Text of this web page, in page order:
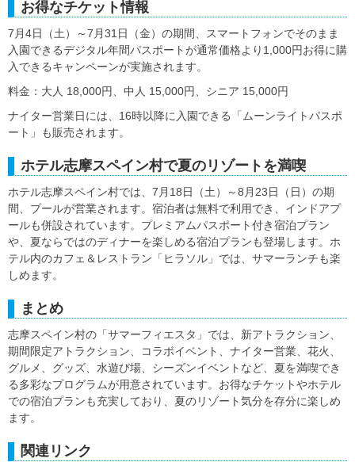
お得なチケット情報
7月4日（土）～7月31日（金）の期間、スマートフォンでそのまま
入園できるデジタル年間パスポートが通常価格より1,000円お得に購
入できるキャンペーンが実施されます。
料金：大人 18,000円、中人 15,000円、シニア 15,000円
ナイター営業日には、16時以降に入園できる「ムーンライトパスポ
ート」も販売されます。
ホテル志摩スペイン村で夏のリゾートを満喫
ホテル志摩スペイン村では、7月18日（土）～8月23日（日）の期
間、プールが営業されます。宿泊者は無料で利用でき、インドアプ
ールも併設されています。プレミアムパスポート付き宿泊プラン
や、夏ならではのディナーを楽しめる宿泊プランも登場します。ホ
テル内のカフェ＆レストラン「ヒラソル」では、サマーランチも楽
しめます。
まとめ
志摩スペイン村の「サマーフィエスタ」では、新アトラクション、
期間限定アトラクション、コラボイベント、ナイター営業、花火、
グルメ、グッズ、水遊び場、シーズンイベントなど、夏を満喫でき
る多彩なプログラムが用意されています。お得なチケットやホテル
での宿泊プランも充実しており、夏のリゾート気分を存分に楽しめ
ます。
関連リンク